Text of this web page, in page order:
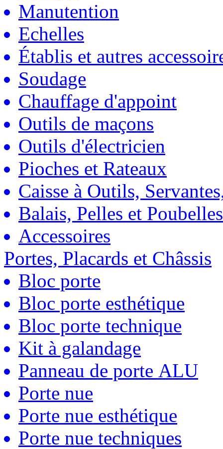
Manutention
Echelles
Établis et autres
Soudage
Chauffage d'appoint
Outils de maçons
Outils d'électricien
Pioches et Rateaux
Caisse à Outils,
Balais, Pelles et Poubelles
Accessoires
Portes, Placards et Châssis
Bloc porte
Bloc porte esthétique
Bloc porte technique
Kit à galandage
Panneau de porte ALU
Porte nue
Porte nue esthétique
Porte nue techniques